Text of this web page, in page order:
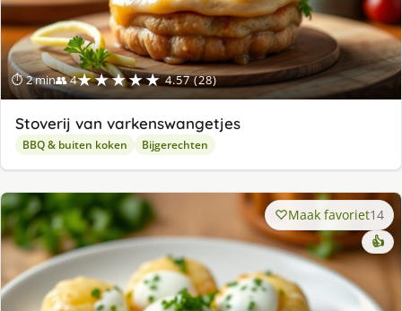
⏱ 2 min👥 4★★★★★ 4.57 (28)
Stoverij van varkenswangetjes
BBQ & buiten koken Bijgerechten
Maak favoriet14
👍